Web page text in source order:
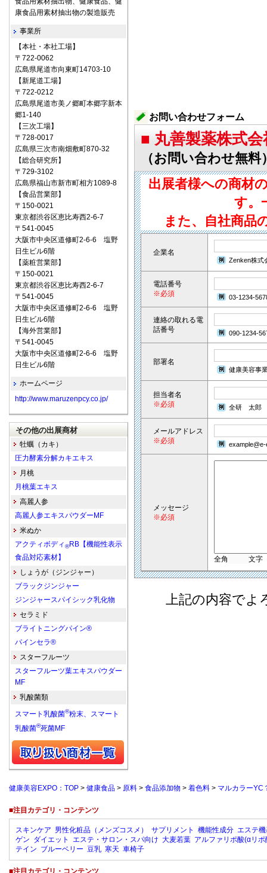
お問い合わせフォーム
■ 丸善製薬株式会
（お問い合わせ無料
出展者様への商材
す。
また、自社商品
企業名
Zenken株式
電話番号
※必須
03-1234-
連絡の取れる電
話番号
090-1234-
部署名
健康美容事
担当者名
※必須
全研 太郎
メールアドレス
※必須
メッセージ
※必須
全角 文字
上記の内容でよ
康食品用素材抽出物の製造販売
事業所
【本社・本社工場】
〒722‐0062
広島県尾道市向東町14703-10
【新尾道工場】
〒722‐0212
広島県尾道市美ノ郷町本郷字新本
郷1-140
【三次工場】
〒728-0017
広島県三次市南畑敷町870-32
【総合研究所】
〒729-3102
広島県福山市新市町相方1089-8
【食品営業部】
〒150‐0021
東京都渋谷区恵比寿西2-6-7
〒541‐0045
大阪市中央区道修町2-6-6 塩野
日生ビル6階
【薬粧営業部】
〒150‐0021
東京都渋谷区恵比寿西2-6-7
〒541‐0045
大阪市中央区道修町2-6-6 塩野
日生ビル6階
【海外営業部】
〒541-0045
大阪市中央区道修町2-6-6 塩野
日生ビル6階
ホームページ
http://www.maruzenpcy.co.jp/
その他の出展商材
牡蠣（カキ）
圧力酵素分解カキエキス
月桃
月桃葉エキス
高麗人参
高麗人参エキスパウダーMF
米ぬか
アクティボディ®RB【機能性表示
食品対応素材】
しょうが（ジンジャー）
ブラックジンジャー
ジンジャースパイシック乳化物
セラミド
ブライトニングパイン®
パインセラ®
スターフルーツ
スターフルーツ葉エキスパウダー
MF
乳酸菌類
スマート乳酸菌®粉末、スマート
乳酸菌®死菌MF
健康美容EXPO：TOP > 健康食品 > 原料 > 食品添加物 > 着色料 > マルカラーYC
■注目カテゴリ・コンテンツ
スキンケア 男性化粧品（メンズコスメ） サプリメント 機能性成分 エステ
ゲン ダイエット エステ・サロン・スパ向け 大麦若葉 アルファリポ酸(αリポ
テイン ブルーベリー 豆乳 寒天 車椅子